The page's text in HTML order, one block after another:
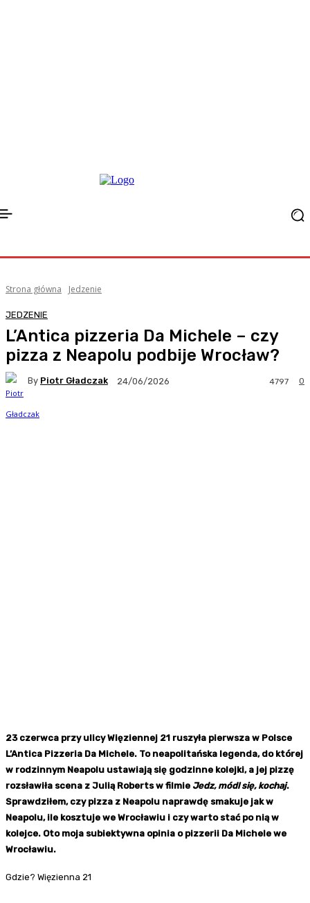
Strona główna Jedzenie
JEDZENIE
L’Antica pizzeria Da Michele – czy
pizza z Neapolu podbije Wrocław?
By Piotr Gładczak 24/06/2026 0
4797
23 czerwca przy ulicy Więziennej 21 ruszyła pierwsza w Polsce
L’Antica Pizzeria Da Michele. To neapolitańska legenda, do której
w rodzinnym Neapolu ustawiają się godzinne kolejki, a jej pizzę
rozsławiła scena z Julią Roberts w filmie Jedz, módl się, kochaj.
Sprawdziłem, czy pizza z Neapolu naprawdę smakuje jak w
Neapolu, ile kosztuje we Wrocławiu i czy warto stać po nią w
kolejce. Oto moja subiektywna opinia o pizzerii Da Michele we
Wrocławiu.
Gdzie? Więzienna 21